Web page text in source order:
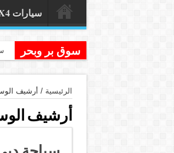
سيارات 4X4
سوق بر وبحر
الرئيسية / أرشيف
أرشيف